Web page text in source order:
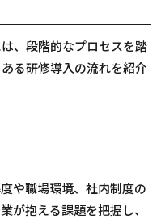
、段階的なプロセスを踏
る研修導入の流れを紹介
や職場環境、社内制度の
が抱える課題を把握し、